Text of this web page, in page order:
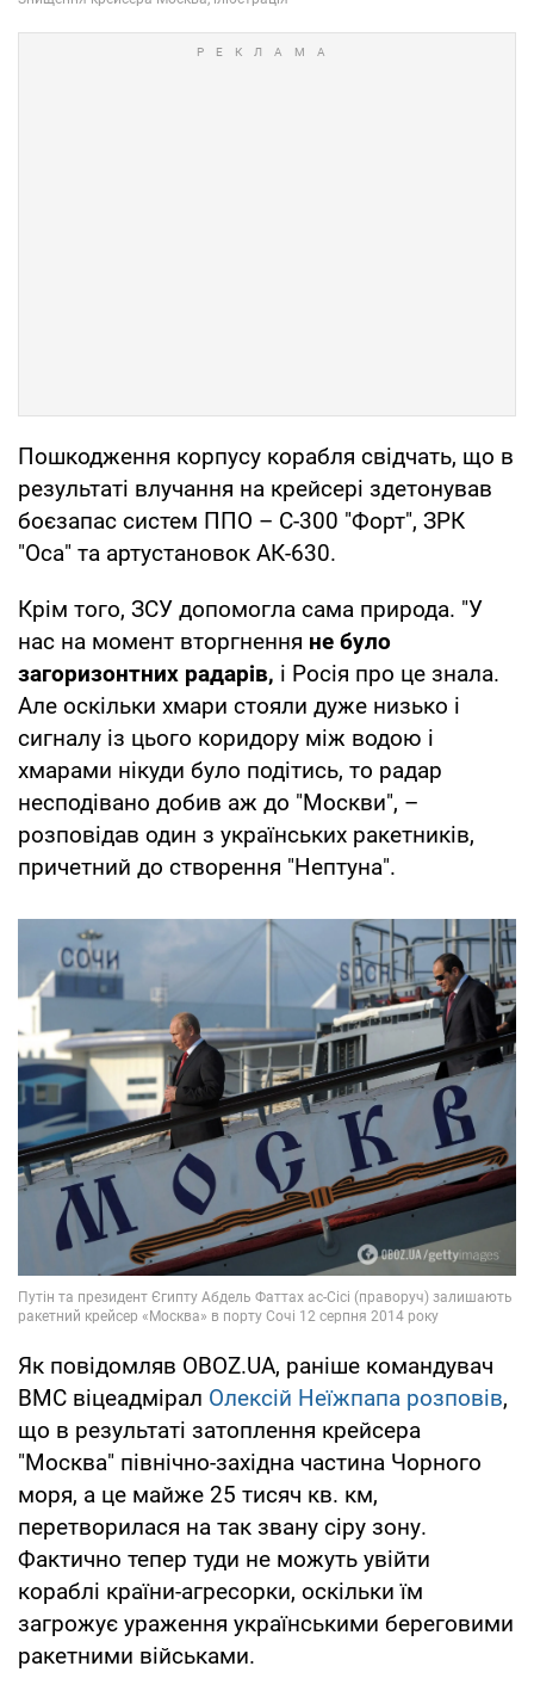
Пошкодження корпусу корабля свідчать, що в
результаті влучання на крейсері здетонував
боєзапас систем ППО – С-300 "Форт", ЗРК
"Оса" та артустановок АК-630.
Крім того, ЗСУ допомогла сама природа. "У
нас на момент вторгнення не було
загоризонтних радарів, і Росія про це знала.
Але оскільки хмари стояли дуже низько і
сигналу із цього коридору між водою і
хмарами нікуди було подітись, то радар
несподівано добив аж до "Москви", –
розповідав один з українських ракетників,
причетний до створення "Нептуна".
Як повідомляв OBOZ.UA, раніше командувач
ВМС віцеадмірал Олексій Неїжпапа розповів,
що в результаті затоплення крейсера
"Москва" північно-західна частина Чорного
моря, а це майже 25 тисяч кв. км,
перетворилася на так звану сіру зону.
Фактично тепер туди не можуть увійти
кораблі країни-агресорки, оскільки їм
загрожує ураження українськими береговими
ракетними військами.